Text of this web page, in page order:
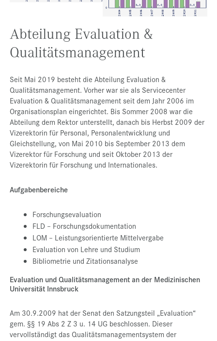
Jobs
Kontakt
Service-Links
de |en
Abteilung Evaluation &
Qualitätsmanagement
Seit Mai 2019 besteht die Abteilung Evaluation &
Qualitätsmanagement. Vorher war sie als Servicecenter
Evaluation & Qualitätsmanagement seit dem Jahr 2006 im
Organisationsplan eingerichtet. Bis Sommer 2008 war die
Abteilung dem Rektor unterstellt, danach bis Herbst 2009 der
Vizerektorin für Personal, Personalentwicklung und
Gleichstellung, von Mai 2010 bis September 2013 dem
Vizerektor für Forschung und seit Oktober 2013 der
Vizerektorin für Forschung und Internationales.
Aufgabenbereiche
Forschungsevaluation
FLD – Forschungsdokumentation
LOM – Leistungsorientierte Mittelvergabe
Evaluation von Lehre und Studium
Bibliometrie und Zitationsanalyse
Evaluation und Qualitätsmanagement an der Medizinischen
Universität Innsbruck
Am 30.9.2009 hat der Senat den Satzungsteil „Evaluation“
gem. §§ 19 Abs 2 Z 3 u. 14 UG beschlossen. Dieser
vervollständigt das Qualitätsmanagementsystem der